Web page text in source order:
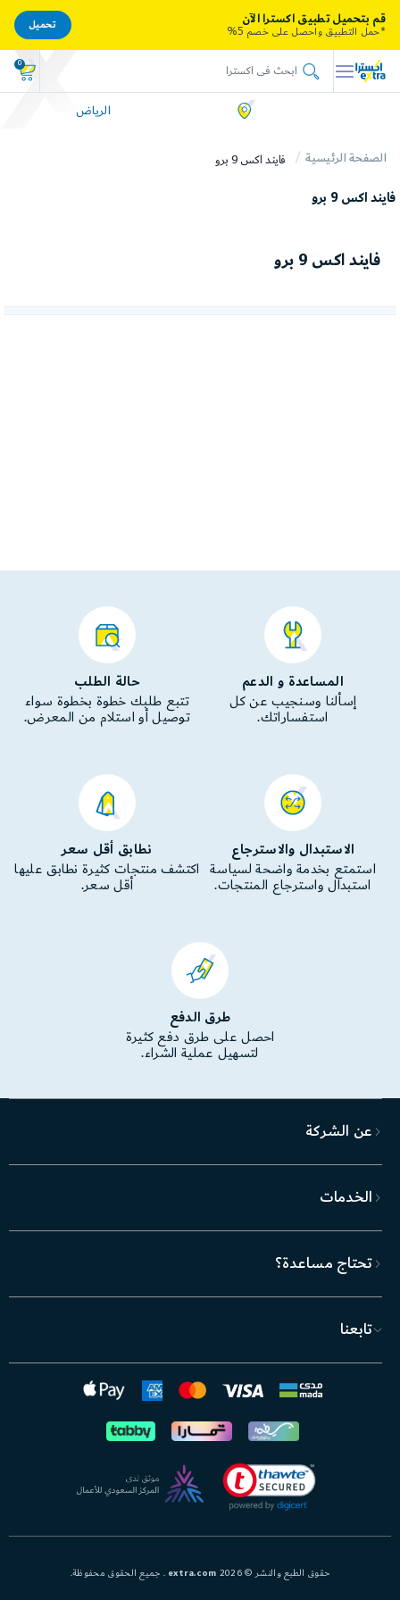
0
الرياض
الصفحة الرئيسية فايند اكس 9 برو
فايند اكس 9 برو
فايند اكس 9 برو
المساعدة و الدعم
إسألنا وسنجيب عن كل
استفساراتك.
حالة الطلب
تتبع طلبك خطوة بخطوة سواء
توصيل أو استلام من المعرض.
الاستبدال والاسترجاع
استمتع بخدمة واضحة لسياسة
استبدال واسترجاع المنتجات.
نطابق أقل سعر
اكتشف منتجات كثيرة نطابق عليها
أقل سعر.
طرق الدفع
احصل على طرق دفع كثيرة
لتسهيل عملية الشراء.
عن الشركة
الخدمات
تحتاج مساعدة؟
تابعنا
حقوق الطبع والنشر © 2026 extra.com . جميع الحقوق محفوظة.
قم بتحميل تطبيق اكسترا الآن
*حمل التطبيق واحصل على خصم 5%
تحميل